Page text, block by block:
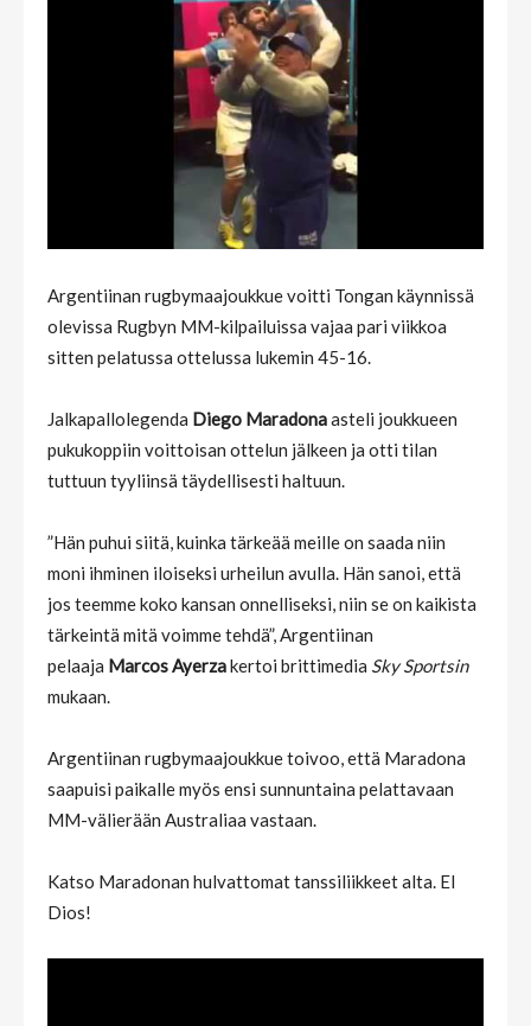
Argentiinan rugbymaajoukkue voitti Tongan käynnissä
olevissa Rugbyn MM-kilpailuissa vajaa pari viikkoa
sitten pelatussa ottelussa lukemin 45-16.
Jalkapallolegenda Diego Maradonaasteli joukkueen
pukukoppiin voittoisan ottelun jälkeen ja otti tilan
tuttuun tyyliinsä täydellisesti haltuun.
”Hän puhui siitä, kuinka tärkeää meille on saada niin
moni ihminen iloiseksi urheilun avulla. Hän sanoi, että
jos teemme koko kansan onnelliseksi, niin se on kaikista
tärkeintä mitä voimme tehdä”, Argentiinan
pelaaja Marcos Ayerzakertoi brittimedia Sky Sportsin
mukaan.
Argentiinan rugbymaajoukkue toivoo, että Maradona
saapuisi paikalle myös ensi sunnuntaina pelattavaan
MM-välierään Australiaa vastaan.
Katso Maradonan hulvattomat tanssiliikkeet alta. El
Dios!